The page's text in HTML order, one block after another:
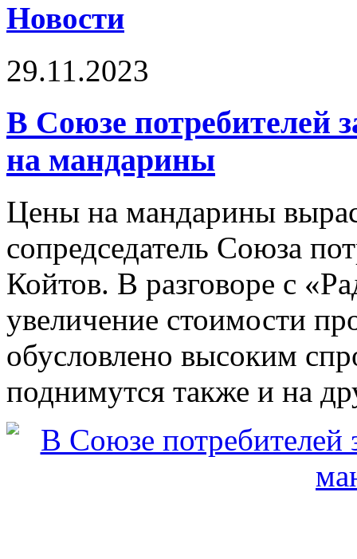
Новости
29.11.2023
В Союзе потребителей
на мандарины
Цены на мандарины
сопредседатель Союза
Койтов. В разговоре с
увеличение стоимости
обусловлено высоким
поднимутся также и на